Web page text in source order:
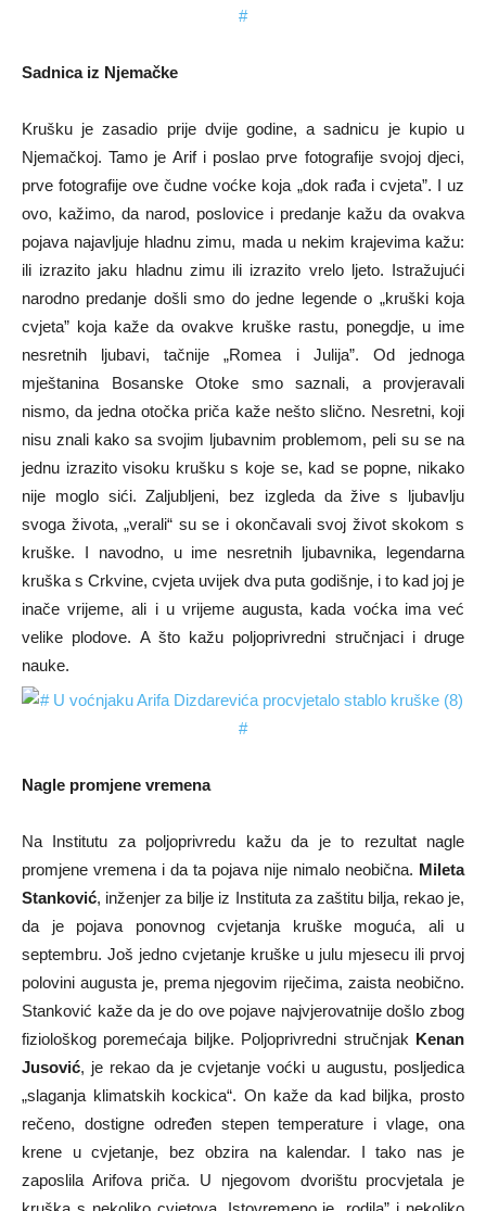
Sadnica iz Njemačke
Krušku je zasadio prije dvije godine, a sadnicu je kupio u
Njemačkoj. Tamo je Arif i poslao prve fotografije svojoj djeci,
prve fotografije ove čudne voćke koja „dok rađa i cvjeta”. I uz
ovo, kažimo, da narod, poslovice i predanje kažu da ovakva
pojava najavljuje hladnu zimu, mada u nekim krajevima kažu:
ili izrazito jaku hladnu zimu ili izrazito vrelo ljeto. Istražujući
narodno predanje došli smo do jedne legende o „kruški koja
cvjeta” koja kaže da ovakve kruške rastu, ponegdje, u ime
nesretnih ljubavi, tačnije „Romea i Julija”. Od jednoga
mještanina Bosanske Otoke smo saznali, a provjeravali
nismo, da jedna otočka priča kaže nešto slično. Nesretni, koji
nisu znali kako sa svojim ljubavnim problemom, peli su se na
jednu izrazito visoku krušku s koje se, kad se popne, nikako
nije moglo sići. Zaljubljeni, bez izgleda da žive s ljubavlju
svoga života, „verali“ su se i okončavali svoj život skokom s
kruške. I navodno, u ime nesretnih ljubavnika, legendarna
kruška s Crkvine, cvjeta uvijek dva puta godišnje, i to kad joj je
inače vrijeme, ali i u vrijeme augusta, kada voćka ima već
velike plodove. A što kažu poljoprivredni stručnjaci i druge
nauke.
Nagle promjene vremena
Na Institutu za poljoprivredu kažu da je to rezultat nagle
promjene vremena i da ta pojava nije nimalo neobična. Mileta
Stanković, inženjer za bilje iz Instituta za zaštitu bilja, rekao je,
da je pojava ponovnog cvjetanja kruške moguća, ali u
septembru. Još jedno cvjetanje kruške u julu mjesecu ili prvoj
polovini augusta je, prema njegovim riječima, zaista neobično.
Stanković kaže da je do ove pojave najvjerovatnije došlo zbog
fiziološkog poremećaja biljke. Poljoprivredni stručnjak Kenan
Jusović, je rekao da je cvjetanje voćki u augustu, posljedica
„slaganja klimatskih kockica“. On kaže da kad biljka, prosto
rečeno, dostigne određen stepen temperature i vlage, ona
krene u cvjetanje, bez obzira na kalendar. I tako nas je
zaposlila Arifova priča. U njegovom dvorištu procvjetala je